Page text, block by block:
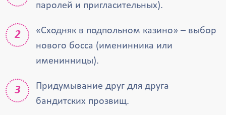
паролей и пригласительных).
«Сходняк в подпольном казино» – выбор
нового босса (именинника или
именинницы).
Придумывание друг для друга
бандитских прозвищ.